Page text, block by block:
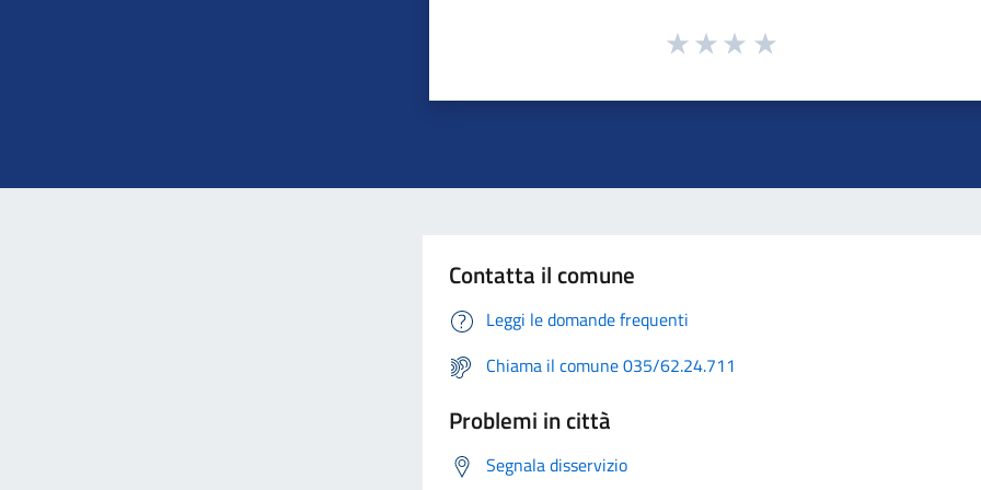
Contatta il comune
Leggi le domande frequenti
Chiama il comune 035/62.24.711
Problemi in città
Segnala disservizio